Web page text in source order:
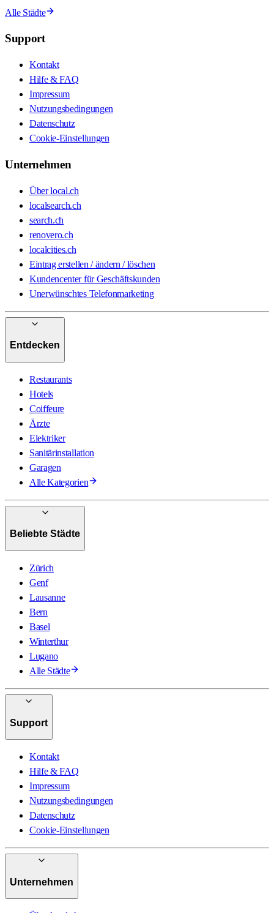
Alle Städte
Support
Kontakt
Hilfe & FAQ
Impressum
Nutzungsbedingungen
Datenschutz
Cookie-Einstellungen
Unternehmen
Über local.ch
localsearch.ch
search.ch
renovero.ch
localcities.ch
Eintrag erstellen / ändern / löschen
Kundencenter für Geschäftskunden
Unerwünschtes Telefonmarketing
Entdecken
Restaurants
Hotels
Coiffeure
Ärzte
Elektriker
Sanitärinstallation
Garagen
Alle Kategorien
Beliebte Städte
Zürich
Genf
Lausanne
Bern
Basel
Winterthur
Lugano
Alle Städte
Support
Kontakt
Hilfe & FAQ
Impressum
Nutzungsbedingungen
Datenschutz
Cookie-Einstellungen
Unternehmen